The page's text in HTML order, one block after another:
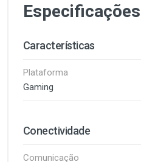
Especificações
Características
Plataforma
Gaming
Conectividade
Comunicação